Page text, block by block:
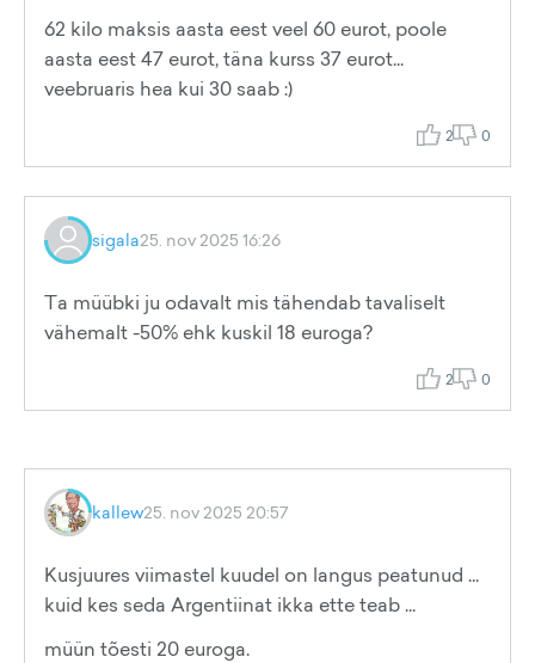
62 kilo maksis aasta eest veel 60 eurot, poole
aasta eest 47 eurot, täna kurss 37 eurot...
veebruaris hea kui 30 saab :)
2 0
sigala25. nov 2025 16:26
Ta müübki ju odavalt mis tähendab tavaliselt
vähemalt -50% ehk kuskil 18 euroga?
2 0
kallew25. nov 2025 20:57
Kusjuures viimastel kuudel on langus peatunud ...
kuid kes seda Argentiinat ikka ette teab ...
müün tõesti 20 euroga.